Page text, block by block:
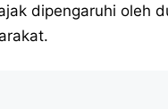
dipengaruhi oleh